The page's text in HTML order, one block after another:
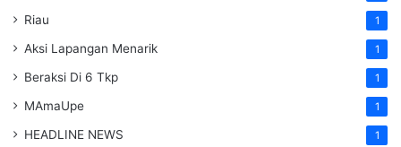
Riau 1
Aksi Lapangan Menarik 1
Beraksi Di 6 Tkp 1
MAmaUpe 1
HEADLINE NEWS 1